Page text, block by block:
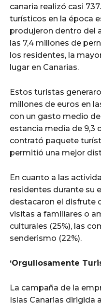
canaria realizó casi
turísticos en la época
produjeron dentro del
las 7,4 millones de
los residentes, la
lugar en Canarias.
Estos turistas
millones de euros en
con un gasto medio
estancia media de 9,3
contrató paquete
permitió una mejor
En cuanto a las
residentes durante su
destacaron el disfrute
visitas a familiares o
culturales (25%), las
senderismo (22%).
‘Orgullosamente
La campaña de la
Islas Canarias